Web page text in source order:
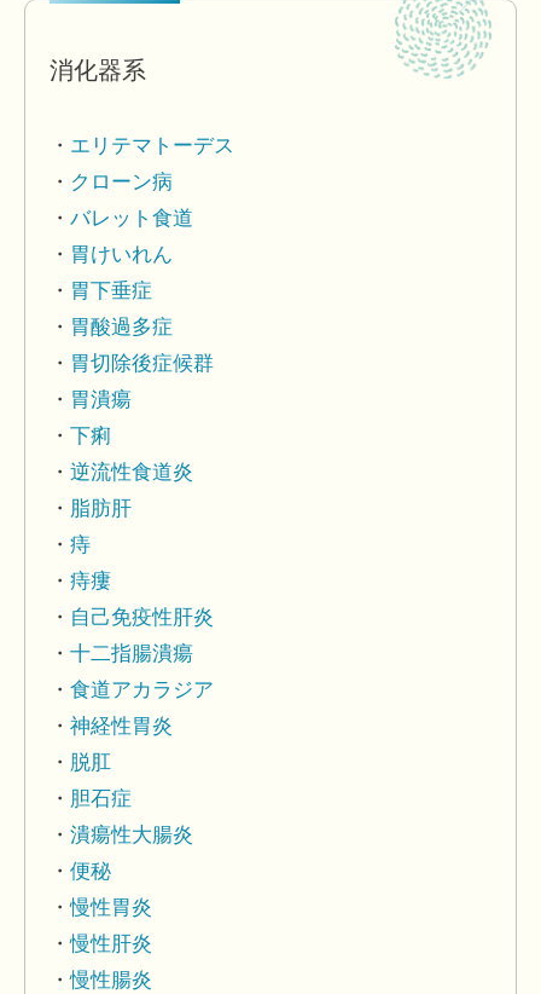
消化器系
エリテマトーデス
クローン病
バレット食道
胃けいれん
胃下垂症
胃酸過多症
胃切除後症候群
胃潰瘍
下痢
逆流性食道炎
脂肪肝
痔
痔瘻
自己免疫性肝炎
十二指腸潰瘍
食道アカラジア
神経性胃炎
脱肛
胆石症
潰瘍性大腸炎
便秘
慢性胃炎
慢性肝炎
慢性腸炎